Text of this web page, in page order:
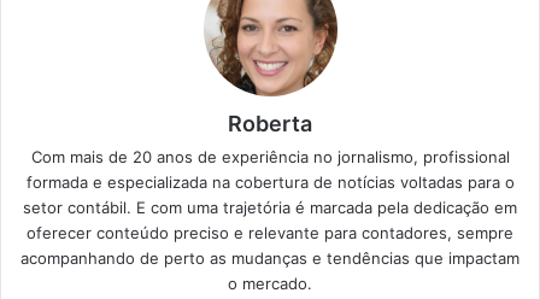
Roberta
Com mais de 20 anos de experiência no jornalismo, profissional
formada e especializada na cobertura de notícias voltadas para o
setor contábil. E com uma trajetória é marcada pela dedicação em
oferecer conteúdo preciso e relevante para contadores, sempre
acompanhando de perto as mudanças e tendências que impactam
o mercado.